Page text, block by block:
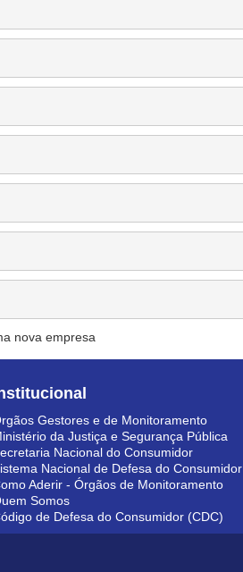
nova empresa
Gestores e de Monitoramento
da Justiça e Segurança Pública
Nacional do Consumidor
Nacional de Defesa do Consumidor
Aderir - Órgãos de Monitoramento
Somos
de Defesa do Consumidor (CDC)